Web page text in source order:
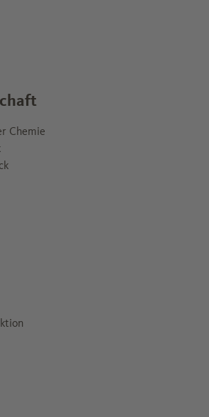
Chemie